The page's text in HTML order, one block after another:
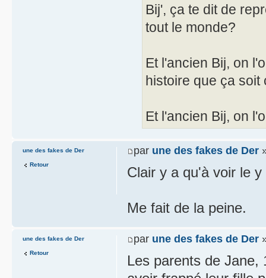
Bij', ça te dit de
tout le monde?
Et l'ancien Bij, on
histoire que ça
Et l'ancien Bij, on
par une des fakes de Der
Clair y a qu'à voir le
Me fait de la peine.
une des fakes de Der
Retour
par une des fakes de Der
Les parents de Jane,
une des fakes de Der
Retour